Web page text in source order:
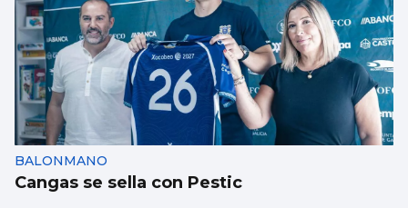
BALONMANO
Cangas se sella con Pestic